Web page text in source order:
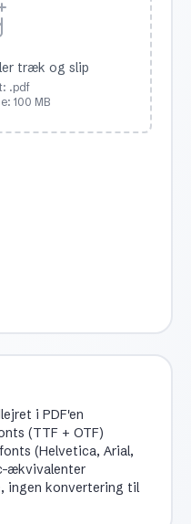
træk og slip
.pdf
100 MB
i PDF'en
(TTF + OTF)
(Helvetica, Arial,
ækvivalenter
ingen konvertering til